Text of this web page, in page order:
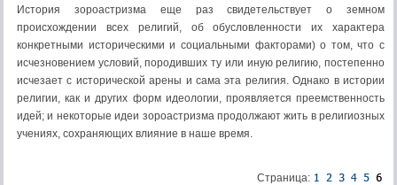
История зороастризма еще раз свидетельствует о земном
происхождении всех религий, об обусловленности их характера
конкретными историческими и социальными факторами) о том, что с
исчезновением условий, породивших ту или иную религию, постепенно
исчезает с исторической арены и сама эта религия. Однако в истории
религии, как и других форм идеологии, проявляется преемственность
идей; и некоторые идеи зороастризма продолжают жить в религиозных
учениях, сохраняющих влияние в наше время.
Страница: